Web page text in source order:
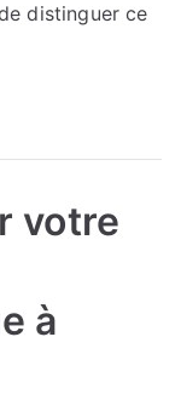
bien
distinguer ce
votre
à